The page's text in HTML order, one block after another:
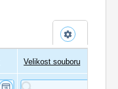
Velikost souboru